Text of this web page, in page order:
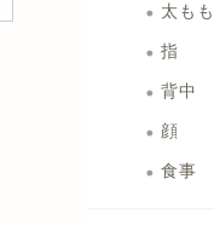
太もも
指
背中
顔
食事